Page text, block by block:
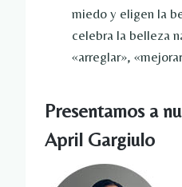
miedo y eligen la
celebra la belleza
«arreglar»,
Presentamos a
April Gargiulo